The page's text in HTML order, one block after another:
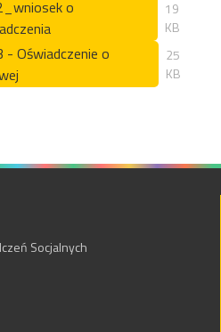
o
19
KB
- Oświadczenie o
25
KB
Socjalnych